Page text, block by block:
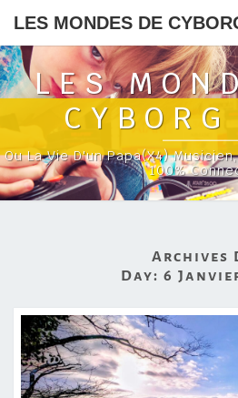
LES MONDES DE
LES
Ou La Vie D'un Papa(x4)
100%
Archives
Day: 6